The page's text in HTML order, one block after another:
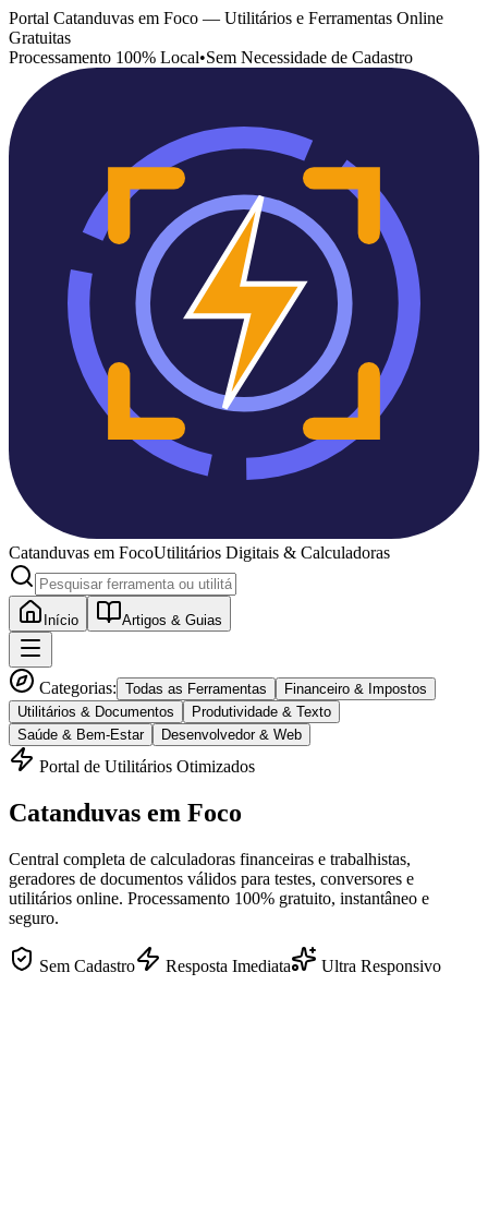
Portal Catanduvas em Foco — Utilitários e Ferramentas Online
Gratuitas
Processamento 100% Local•Sem Necessidade de Cadastro
Catanduvas em FocoUtilitários Digitais & Calculadoras
Início Artigos & Guias
Categorias: Todas as Ferramentas
Financeiro & Impostos
Utilitários & Documentos
Produtividade & Texto
Saúde & Bem-Estar
Desenvolvedor & Web
Portal de Utilitários Otimizados
Catanduvas em Foco
Central completa de calculadoras financeiras e trabalhistas,
geradores de documentos válidos para testes, conversores e
utilitários online. Processamento 100% gratuito, instantâneo e
seguro.
Sem Cadastro Resposta Imediata Ultra Responsivo